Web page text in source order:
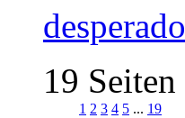
19 Seiten
1 2 3 4 5 ... 19